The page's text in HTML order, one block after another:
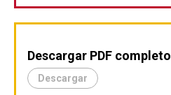
Descargar PDF completo
Descargar